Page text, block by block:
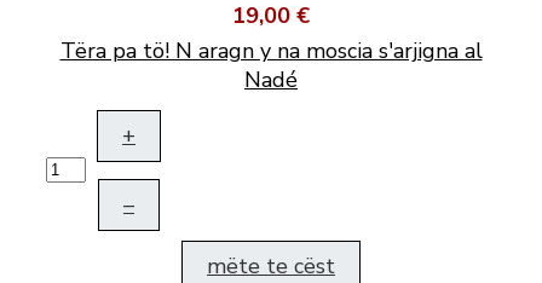
19,00 €
Tëra pa tö! N aragn y na moscia s'arjigna al
Nadé
+
–
mëte te cëst